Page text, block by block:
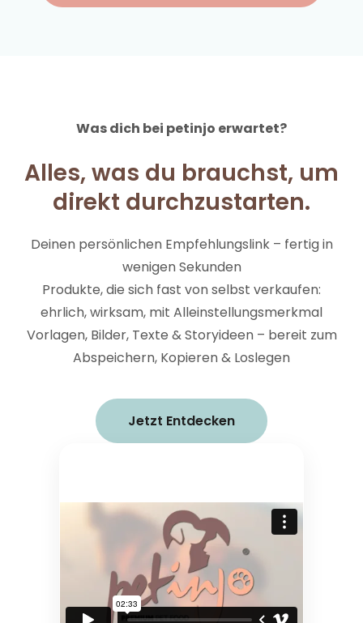
Was dich bei petinjo erwartet?
Alles, was du brauchst, um
direkt durchzustarten.
Deinen persönlichen Empfehlungslink – fertig in
wenigen Sekunden
Produkte, die sich fast von selbst verkaufen:
ehrlich, wirksam, mit Alleinstellungsmerkmal
Vorlagen, Bilder, Texte & Storyideen – bereit zum
Abspeichern, Kopieren & Loslegen
Jetzt Entdecken